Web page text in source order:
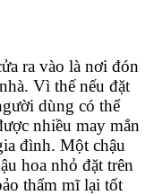
ra vào là nơi đón
Vì thế nếu đặt
dùng có thể
nhiều may mắn
đình. Một chậu
hoa nhỏ đặt trên
thẩm mĩ lại tốt